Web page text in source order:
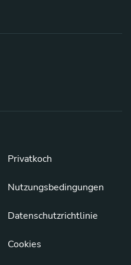
Privatkoch
Nutzungsbedingungen
Datenschutzrichtlinie
Cookies